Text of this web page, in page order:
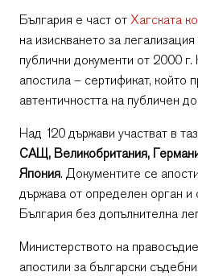
България е част отХагската
на изискването за
публични документи от 2000
апостила – сертификат, който
автентичността на публичен
Над 120 държави участват в
САЩ, Великобритания,
Япония. Документите се
държава от определен орган и
България без допълнителна
Министерството на
апостили за български